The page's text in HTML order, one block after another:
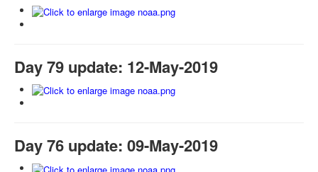
Day 79 update: 12-May-2019
Day 76 update: 09-May-2019